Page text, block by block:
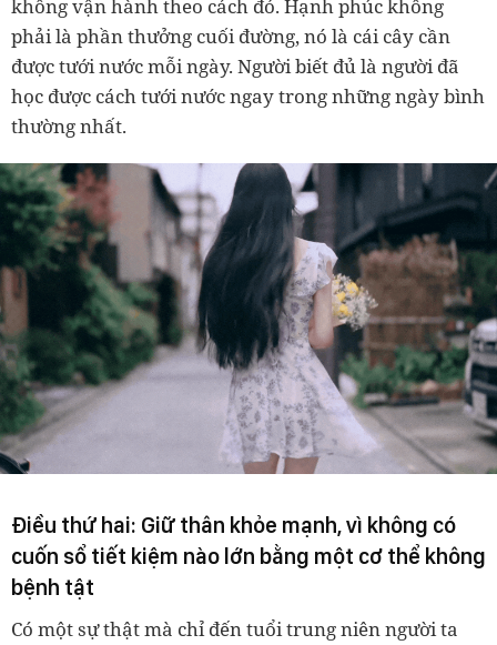
không vận hành theo cách đó. Hạnh phúc không
phải là phần thưởng cuối đường, nó là cái cây cần
được tưới nước mỗi ngày. Người biết đủ là người đã
học được cách tưới nước ngay trong những ngày bình
thường nhất.
Điều thứ hai: Giữ thân khỏe mạnh, vì không có
cuốn sổ tiết kiệm nào lớn bằng một cơ thể không
bệnh tật
Có một sự thật mà chỉ đến tuổi trung niên người ta